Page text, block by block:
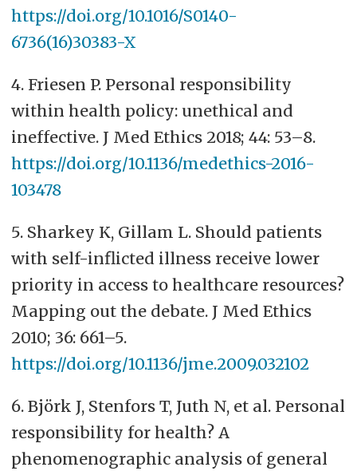
https://doi.org/10.1016/S0140-
6736(16)30383-X
4. Friesen P. Personal responsibility
within health policy: unethical and
ineffective. J Med Ethics 2018; 44: 53–8.
https://doi.org/10.1136/medethics-2016-
103478
5. Sharkey K, Gillam L. Should patients
with self-inflicted illness receive lower
priority in access to healthcare resources?
Mapping out the debate. J Med Ethics
2010; 36: 661–5.
https://doi.org/10.1136/jme.2009.032102
6. Björk J, Stenfors T, Juth N, et al. Personal
responsibility for health? A
phenomenographic analysis of general